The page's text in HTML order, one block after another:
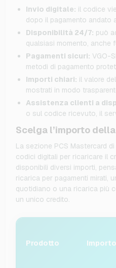
Invio digitale: il codice
dopo il pagamento andato
Disponibilità 24/7: può
qualsiasi momento, anche
Pagamenti sicuri: VGO-
metodi di pagamento
Importi chiari: il valore
mostrati in modo
Assistenza clienti a
o sul codice ricevuto, il
Scelga l’importo
La sezione PCS Mastercard
codici digitali per ricaricare il
disponibili diversi importi,
ricarica per pagamenti mirati,
quotidiano o una ricarica più
un unico credito.
Prodotto Importo